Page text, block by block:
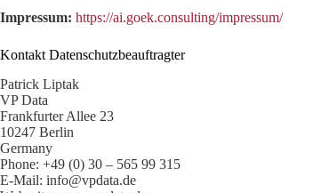
Impressum: https://ai.goek.consulting/impressum/
Kontakt Datenschutzbeauftragter
Patrick Liptak
VP Data
Frankfurter Allee 23
10247 Berlin
Germany
Phone: +49 (0) 30 – 565 99 315
E-Mail: info@vpdata.de